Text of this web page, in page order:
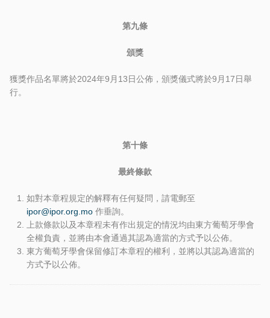
第九條
頒獎
獲獎作品名單將於2024年9月13日公佈，頒獎儀式將於9月17日舉
行。
第十條
最終條款
如對本章程規定的解釋有任何疑問，請電郵至
ipor@ipor.org.mo作垂詢。
上款條款以及本章程未有作出規定的情況均由東方葡萄牙學會
全權負責，並將由本會通過其認為適當的方式予以公佈。
東方葡萄牙學會保留修訂本章程的權利，並將以其認為適當的
方式予以公佈。